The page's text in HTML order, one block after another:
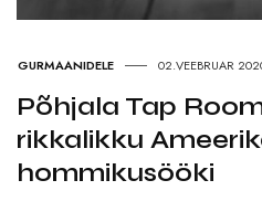
GURMAANIDELE 02.VEEBRUAR
Põhjala Tap
rikkalikku
hommikusööki